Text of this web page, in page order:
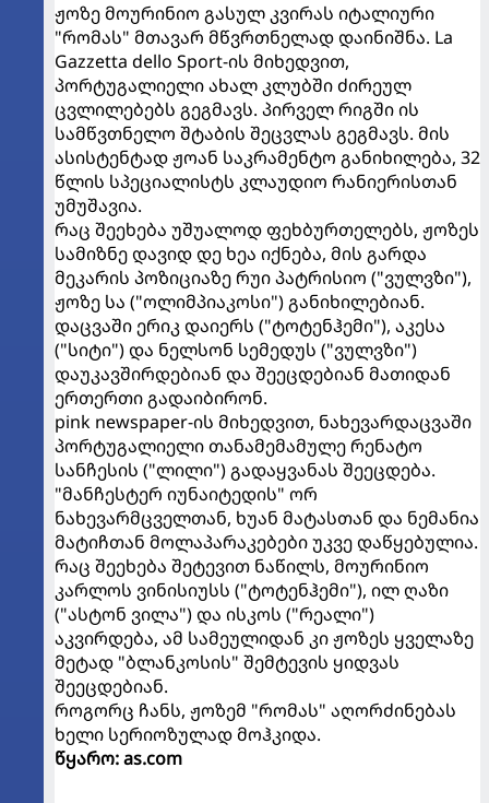
ჟოზე მოურინიო გასულ კვირას იტალიური
"რომას" მთავარ მწვრთნელად დაინიშნა. La
Gazzetta dello Sport-ის მიხედვით,
პორტუგალიელი ახალ კლუბში ძირეულ
ცვლილებებს გეგმავს. პირველ რიგში ის
სამწვთნელო შტაბის შეცვლას გეგმავს. მის
ასისტენტად ჟოან საკრამენტო განიხილება, 32
წლის სპეციალისტს კლაუდიო რანიერისთან
უმუშავია.
რაც შეეხება უშუალოდ ფეხბურთელებს, ჟოზეს
სამიზნე დავიდ დე ხეა იქნება, მის გარდა
მეკარის პოზიციაზე რუი პატრისიო ("ვულვზი"),
ჟოზე სა ("ოლიმპიაკოსი") განიხილებიან.
დაცვაში ერიკ დაიერს ("ტოტენჰემი"), აკესა
("სიტი") და ნელსონ სემედუს ("ვულვზი")
დაუკავშირდებიან და შეეცდებიან მათიდან
ერთერთი გადაიბირონ.
pink newspaper-ის მიხედვით, ნახევარდაცვაში
პორტუგალიელი თანამემამულე რენატო
სანჩესის ("ლილი") გადაყვანას შეეცდება.
"მანჩესტერ იუნაიტედის" ორ
ნახევარმცველთან, ხუან მატასთან და ნემანია
მატიჩთან მოლაპარაკებები უკვე დაწყებულია.
რაც შეეხება შეტევით ნაწილს, მოურინიო
კარლოს ვინისიუსს ("ტოტენჰემი"), ილ ღაზი
("ასტონ ვილა") და ისკოს ("რეალი")
აკვირდება, ამ სამეულიდან კი ჟოზეს ყველაზე
მეტად "ბლანკოსის" შემტევის ყიდვას
შეეცდებიან.
როგორც ჩანს, ჟოზემ "რომას" აღორძინებას
ხელი სერიოზულად მოჰკიდა.
წყარო: as.com